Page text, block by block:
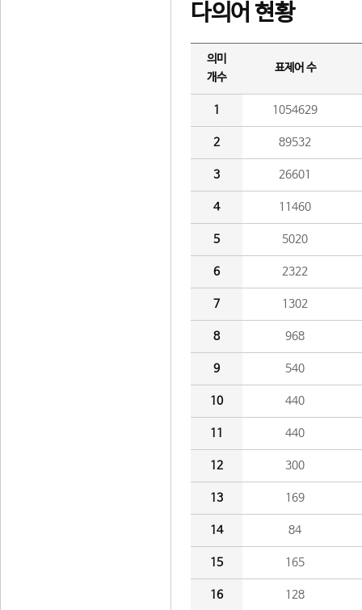
다의어 현황
의미
개수
표제어 수
1 1054629
2 89532
3 26601
4 11460
5 5020
6 2322
7 1302
8 968
9 540
10 440
11 440
12 300
13 169
14 84
15 165
16 128